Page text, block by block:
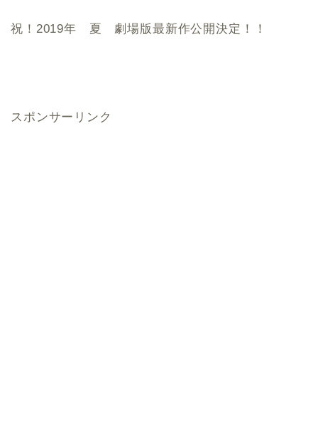
祝！2019年 夏 劇場版最新作公開決定！！
スポンサーリンク